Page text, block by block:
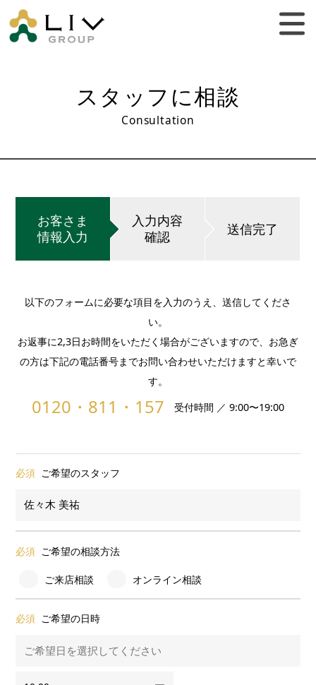
スタッフに相談
Consultation
お客さま
情報入力
入力内容
確認
送信完了
以下のフォームに必要な項目を入力のうえ、送信してくださ
い。
お返事に2,3日お時間をいただく場合がございますので、お急ぎ
の方は下記の電話番号までお問い合わせいただけますと幸いで
す。
0120・811・157 受付時間 ／ 9:00〜19:00
必須 ご希望のスタッフ
必須 ご希望の相談方法
ご来店相談 オンライン相談
必須 ご希望の日時